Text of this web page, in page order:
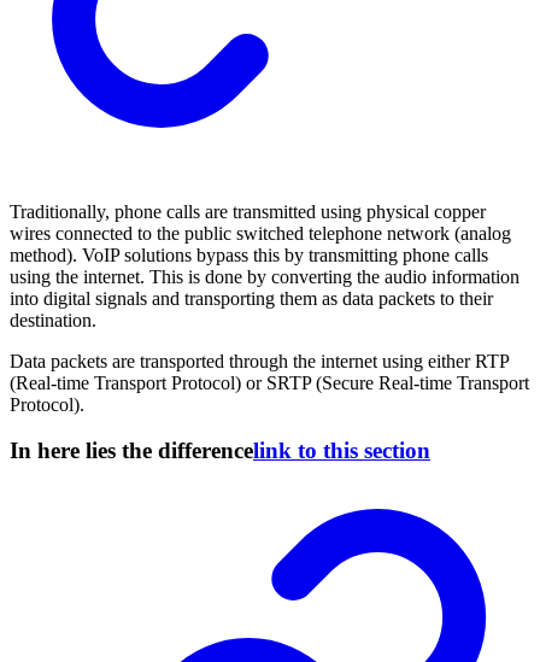
Traditionally, phone calls are transmitted using physical copper
wires connected to the public switched telephone network (analog
method). VoIP solutions bypass this by transmitting phone calls
using the internet. This is done by converting the audio information
into digital signals and transporting them as data packets to their
destination.
Data packets are transported through the internet using either RTP
(Real-time Transport Protocol) or SRTP (Secure Real-time Transport
Protocol).
In here lies the differencelink to this section